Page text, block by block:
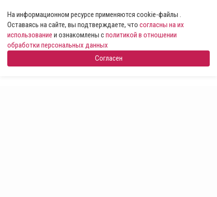
На информационном ресурсе применяются cookie-файлы .
Оставаясь на сайте, вы подтверждаете, что согласны на их
использование и ознакомлены сполитикой в отношении
обработки персональных данных
Согласен